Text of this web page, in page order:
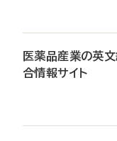
医薬品産業の英
合情報サイト